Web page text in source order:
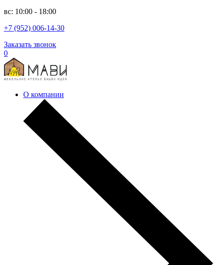
вс: 10:00 - 18:00
+7 (952) 006-14-30
Заказать звонок
0
О компании